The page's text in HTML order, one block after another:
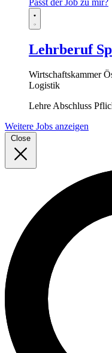
Lehrberuf
Wirtschaftskammer
Logistik
LehreAbschluss
Weitere Jobs anzeigen
Close